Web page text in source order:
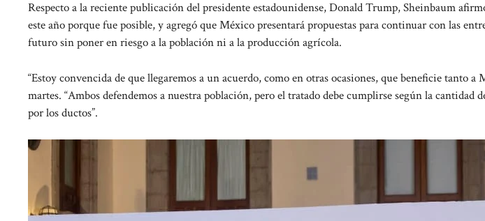
Respecto a la reciente publicación del presidente estadounidense, Donald Trump, Sheinbaum
este año porque fue posible, y agregó que México presentará propuestas para continuar con las
futuro sin poner en riesgo a la población ni a la producción agrícola.
“Estoy convencida de que llegaremos a un acuerdo, como en otras ocasiones, que beneficie tanto a
martes. “Ambos defendemos a nuestra población, pero el tratado debe cumplirse según la cantidad
por los ductos”.